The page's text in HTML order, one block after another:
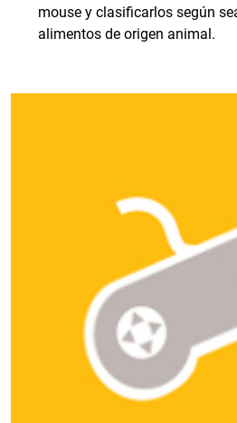
mouse y clasificarlos según
alimentos de origen animal.